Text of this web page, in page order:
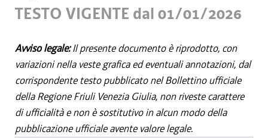
TESTO VIGENTE dal 01/01/2026
Avviso legale:Il presente documento è riprodotto, con
variazioni nella veste grafica ed eventuali annotazioni, dal
corrispondente testo pubblicato nel Bollettino ufficiale
della Regione Friuli Venezia Giulia, non riveste carattere
di ufficialità e non è sostitutivo in alcun modo della
pubblicazione ufficiale avente valore legale.